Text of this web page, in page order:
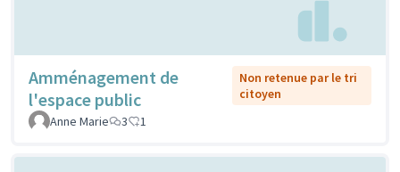
Amménagement de
l'espace public
Non retenue par le tri
citoyen
Anne Marie
3 1